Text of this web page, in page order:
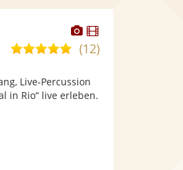
Dieser
Künstler
stellt
bereit.
Dieser
Künstler
5,0
5
Sternen
(12)
Live-Percussion
in Rio“ live erleben.